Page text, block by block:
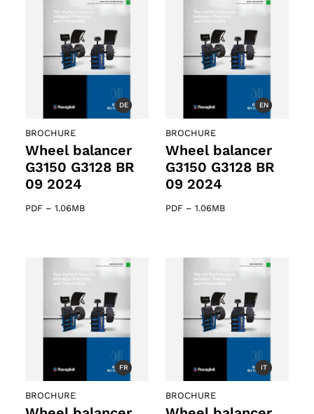
DE
BROCHURE
Wheel balancer
G3150 G3128 BR
09 2024
PDF – 1.06MB
EN
BROCHURE
Wheel balancer
G3150 G3128 BR
09 2024
PDF – 1.06MB
FR
BROCHURE
IT
BROCHURE